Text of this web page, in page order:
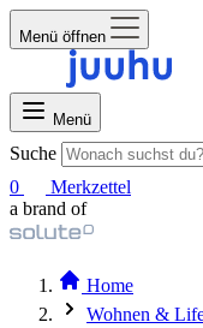
Menü öffnen
Menü
Suche
0
Merkzettel
a brand of
Home
Wohnen &